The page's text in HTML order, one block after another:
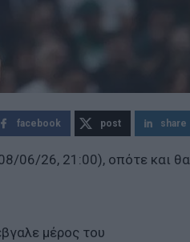
facebook post share
06/26, 21:00), οπότε και θα
μέρος του